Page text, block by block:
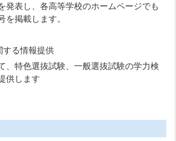
発表し、各高等学校のホームページでも
を掲載します。
る情報提供
、特色選抜試験、一般選抜試験の学力検
供します